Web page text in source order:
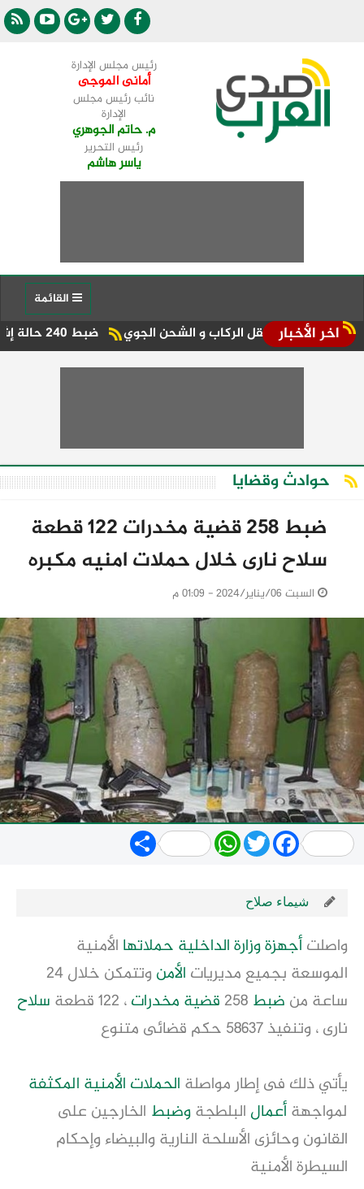
رئيس مجلس الإدارة
أمانى الموجى
نائب رئيس مجلس
الإدارة
م. حاتم الجوهري
رئيس التحرير
ياسر هاشم
اخر الأخبار ضبط 240 حالة إشغالات وإعلانات مخالفة بشوارع دسوق نقل الركاب و الشحن الجوي
حوادث وقضايا
ضبط 258 قضية مخدرات 122 قطعة
سلاح نارى خلال حملات امنيه مكبره
السبت 06/يناير/2024 - 01:09 م
Share WhatsApp
TwitterFacebook
شيماء صلاح
واصلتأجهزةوزارةالداخلية حملاتها الأمنية
الموسعة بجميع مديريات الأمن
وتتمكن خلال 24
ساعة من ضبط قضية مخدرات، 122 قطعة
سلاح
نارى ، وتنفيذ 58637 حكم قضائى متنوع
يأتي ذلك فى إطار مواصلة الحملات الأمنية المكثفة
لمواجهةأعمال البلطجةوضبط الخارجين على
القانون وحائزى الأسلحة النارية والبيضاء وإحكام
السيطرة الأمنية